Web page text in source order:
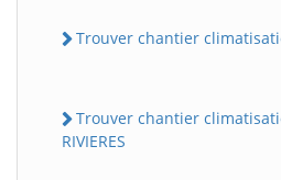
Trouver chantier
Trouver chantier
RIVIERES